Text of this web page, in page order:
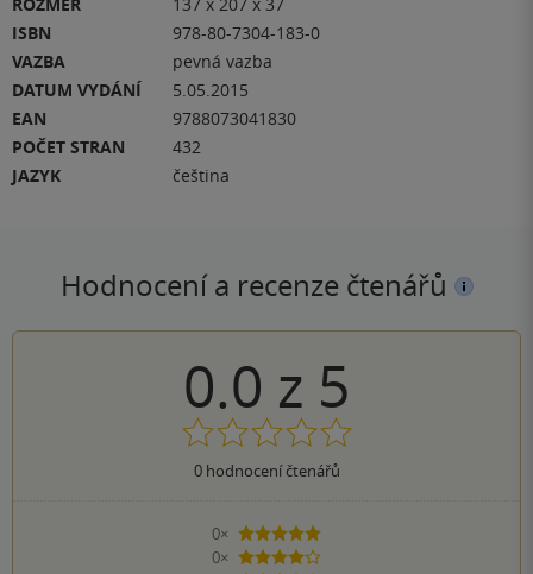
ROZMĚR
137 x 207 x 37
ISBN
978-80-7304-183-0
VAZBA
pevná vazba
DATUM VYDÁNÍ
5.05.2015
EAN
9788073041830
POČET STRAN
432
JAZYK
čeština
Hodnocení a recenze čtenářů
0.0 z 5
0hodnocení čtenářů
0×
5 hvězdiček
0×
4 hvězdičky